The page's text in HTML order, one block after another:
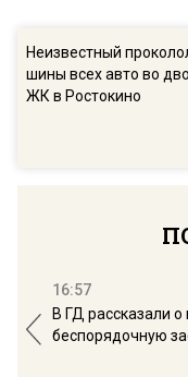
Неизвестный
шины всех авто во
ЖК в Ростокино
16:57
В ГД рассказали
беспорядочную